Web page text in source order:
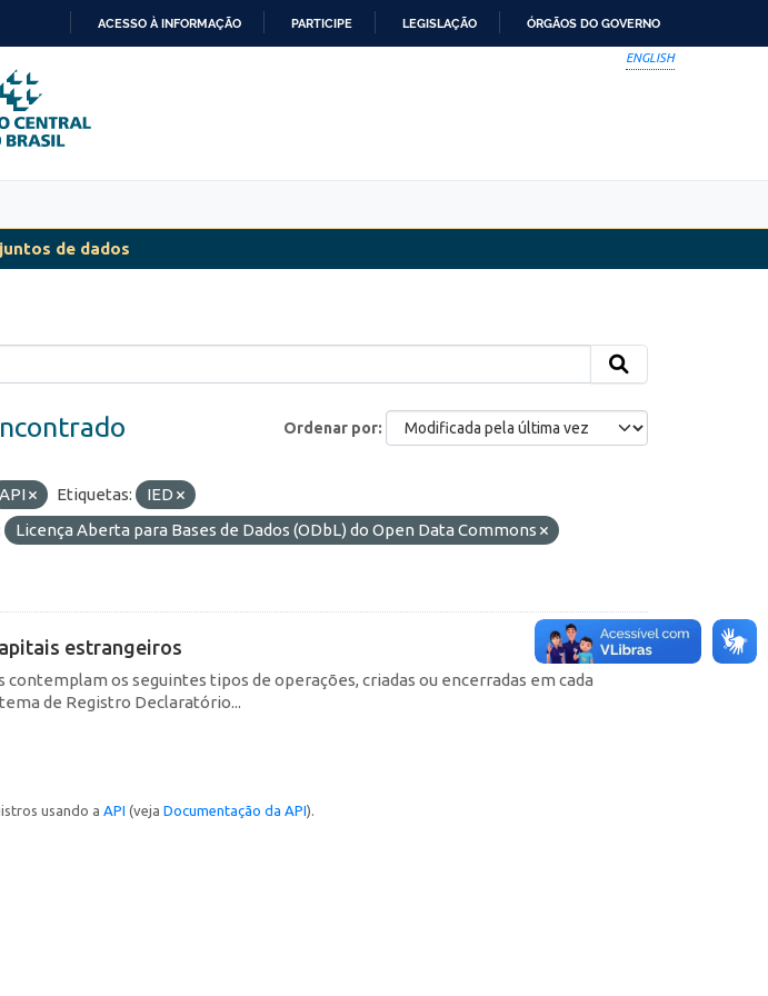
PARA
O
CONTEÚDO
ACESSO À INFORMAÇÃO PARTICIPE LEGISLAÇÃO ÓRGÃOS DO GOVERNO
ENGLISH
de dados
Ordenar por
API Etiquetas:
IED
Licença Aberta para Bases de Dados (ODbL) do Open Data Commons
estrangeiros
os seguintes tipos de operações, criadas ou encerradas em cada
de Registro Declaratório...
usando a API (veja Documentação da API).